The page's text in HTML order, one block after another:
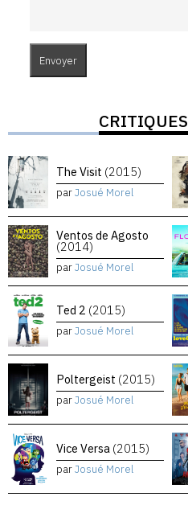
CRITIQUES
The Visit (2015)
parJosué Morel
Ventos de Agosto
(2014)
parJosué Morel
Ted 2 (2015)
parJosué Morel
Poltergeist (2015)
parJosué Morel
Vice Versa (2015)
parJosué Morel